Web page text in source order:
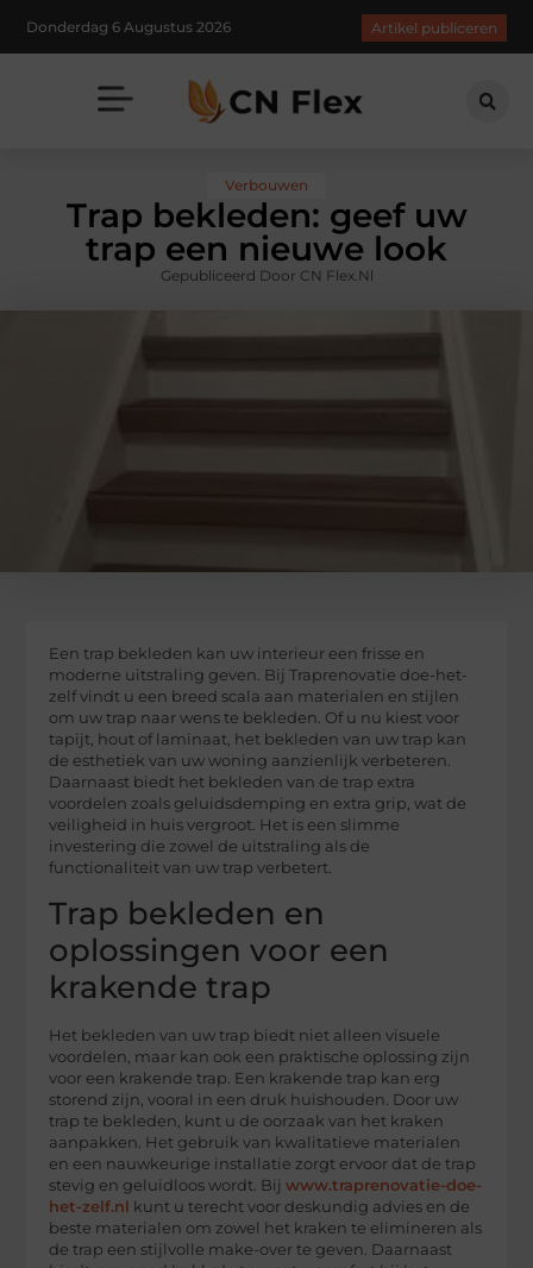
Donderdag 6 Augustus 2026 Artikel publiceren
Verbouwen
Trap bekleden: geef uw
trap een nieuwe look
Gepubliceerd Door CN Flex.nl
Een trap bekleden kan uw interieur een frisse en
moderne uitstraling geven. Bij Traprenovatie doe-het-
zelf vindt u een breed scala aan materialen en stijlen
om uw trap naar wens te bekleden. Of u nu kiest voor
tapijt, hout of laminaat, het bekleden van uw trap kan
de esthetiek van uw woning aanzienlijk verbeteren.
Daarnaast biedt het bekleden van de trap extra
voordelen zoals geluidsdemping en extra grip, wat de
veiligheid in huis vergroot. Het is een slimme
investering die zowel de uitstraling als de
functionaliteit van uw trap verbetert.
Trap bekleden en
oplossingen voor een
krakende trap
Het bekleden van uw trap biedt niet alleen visuele
voordelen, maar kan ook een praktische oplossing zijn
voor een krakende trap. Een krakende trap kan erg
storend zijn, vooral in een druk huishouden. Door uw
trap te bekleden, kunt u de oorzaak van het kraken
aanpakken. Het gebruik van kwalitatieve materialen
en een nauwkeurige installatie zorgt ervoor dat de trap
stevig en geluidloos wordt. Bijwww.traprenovatie-doe-
het-zelf.nl
kunt u terecht voor deskundig advies en de
beste materialen om zowel het kraken te elimineren als
de trap een stijlvolle make-over te geven. Daarnaast